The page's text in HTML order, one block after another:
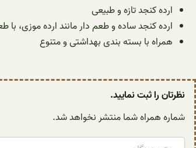
ارده کنجد تازه و طبیعی
ارده کنجد ساده و طعم دار مانند ارده موزی، با
همراه با بسته بندی بهداشتی و متنوع
نظرتان را ثبت نمایید.
شماره همراه شما منتشر نخواهد شد.